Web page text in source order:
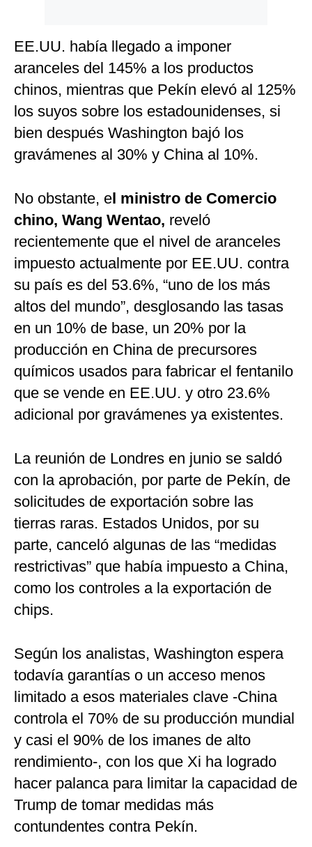
EE.UU. había llegado a imponer
aranceles del 145% a los productos
chinos, mientras que Pekín elevó al 125%
los suyos sobre los estadounidenses, si
bien después Washington bajó los
gravámenes al 30% y China al 10%.
No obstante, el ministro de Comercio
chino, Wang Wentao, reveló
recientemente que el nivel de aranceles
impuesto actualmente por EE.UU. contra
su país es del 53.6%, “uno de los más
altos del mundo”, desglosando las tasas
en un 10% de base, un 20% por la
producción en China de precursores
químicos usados para fabricar el fentanilo
que se vende en EE.UU. y otro 23.6%
adicional por gravámenes ya existentes.
La reunión de Londres en junio se saldó
con la aprobación, por parte de Pekín, de
solicitudes de exportación sobre las
tierras raras. Estados Unidos, por su
parte, canceló algunas de las “medidas
restrictivas” que había impuesto a China,
como los controles a la exportación de
chips.
Según los analistas, Washington espera
todavía garantías o un acceso menos
limitado a esos materiales clave -China
controla el 70% de su producción mundial
y casi el 90% de los imanes de alto
rendimiento-, con los que Xi ha logrado
hacer palanca para limitar la capacidad de
Trump de tomar medidas más
contundentes contra Pekín.